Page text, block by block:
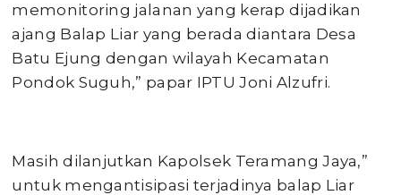
memonitoring jalanan yang kerap dijadikan
ajang Balap Liar yang berada diantara Desa
Batu Ejung dengan wilayah Kecamatan
Pondok Suguh,” papar IPTU Joni Alzufri.
Masih dilanjutkan Kapolsek Teramang Jaya,”
untuk mengantisipasi terjadinya balap Liar